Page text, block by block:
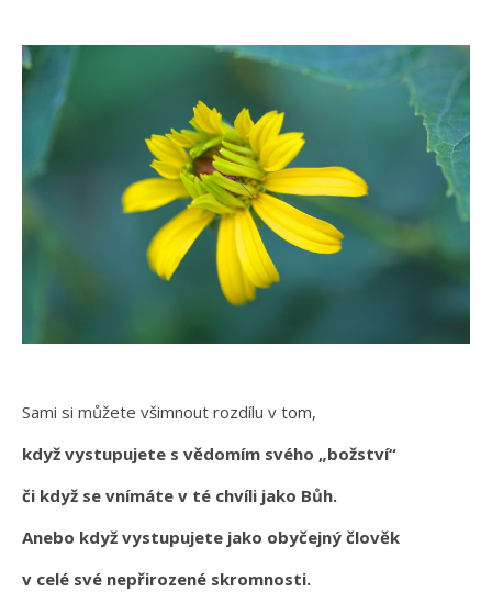
Sami si můžete všimnout rozdílu v tom,
když vystupujete s vědomím svého „božství“
či když se vnímáte v té chvíli jako Bůh.
Anebo když vystupujete jako obyčejný člověk
v celé své nepřirozené skromnosti.